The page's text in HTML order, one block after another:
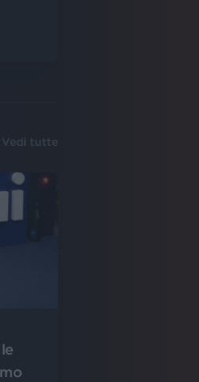
Vedi tutte